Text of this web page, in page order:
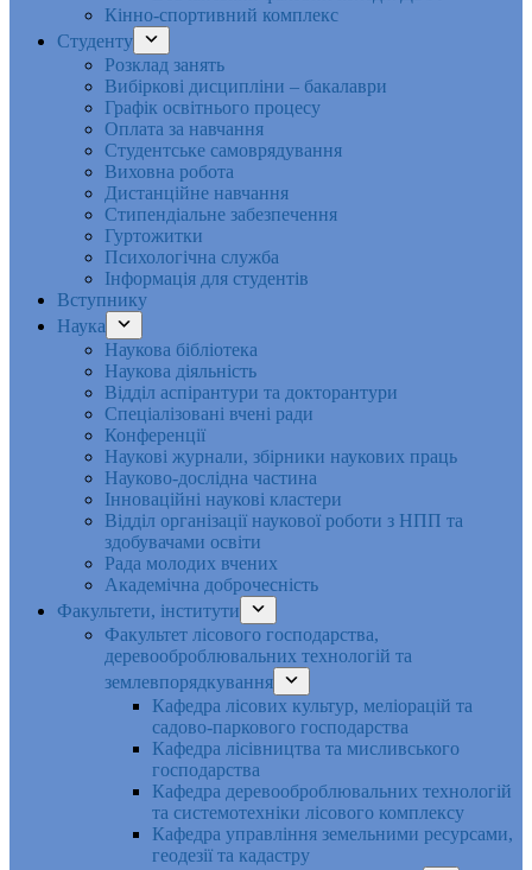
Кінно-спортивний комплекс
Студенту
Розклад занять
Вибіркові дисципліни – бакалаври
Графік освітнього процесу
Оплата за навчання
Студентське самоврядування
Виховна робота
Дистанційне навчання
Стипендіальне забезпечення
Гуртожитки
Психологічна служба
Інформація для студентів
Вступнику
Наука
Наукова бібліотека
Наукова діяльність
Відділ аспірантури та докторантури
Спеціалізовані вчені ради
Конференції
Наукові журнали, збірники наукових праць
Науково-дослідна частина
Інноваційні наукові кластери
Відділ організації наукової роботи з НПП та
здобувачами освіти
Рада молодих вчених
Академічна доброчесність
Факультети, інститути
Факультет лісового господарства,
деревооброблювальних технологій та
землевпорядкування
Кафедра лісових культур, меліорацій та
садово-паркового господарства
Кафедра лісівництва та мисливського
господарства
Кафедра деревооброблювальних технологій
та системотехніки лісового комплексу
Кафедра управління земельними ресурсами,
геодезії та кадастру